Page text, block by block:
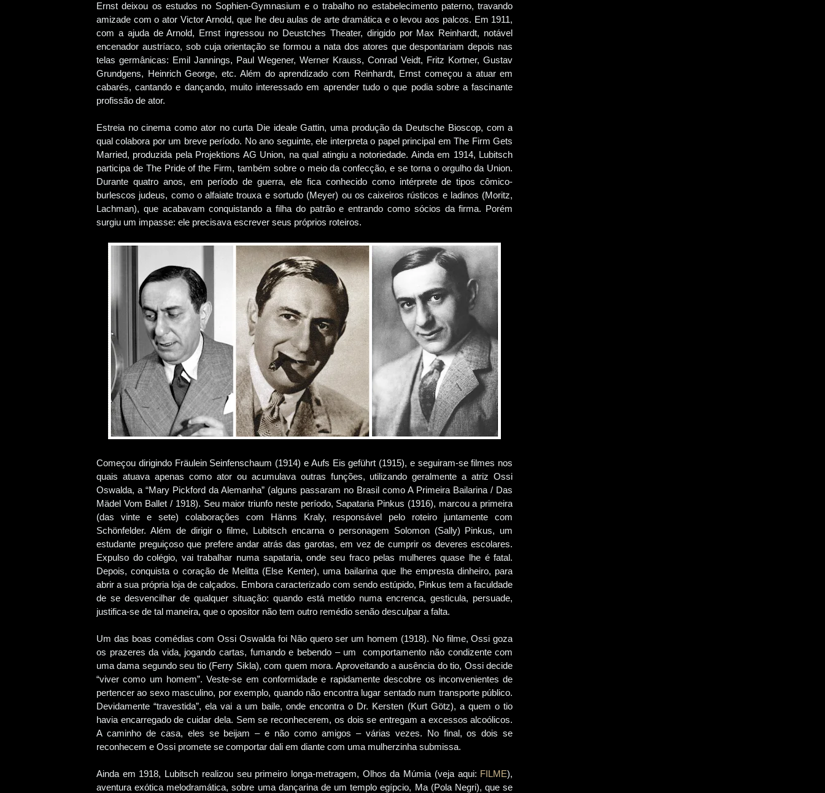
Ernst deixou os estudos no Sophien-Gymnasium e o trabalho no estabelecimento paterno, travando
amizade com o ator Victor Arnold, que lhe deu aulas de arte dramática e o levou aos palcos. Em 1911,
com a ajuda de Arnold, Ernst ingressou no Deustches Theater, dirigido por Max Reinhardt, notável
encenador austríaco, sob cuja orientação se formou a nata dos atores que despontariam depois nas
telas germânicas: Emil Jannings, Paul Wegener, Werner Krauss, Conrad Veidt, Fritz Kortner, Gustav
Grundgens, Heinrich George, etc. Além do aprendizado com Reinhardt, Ernst começou a atuar em
cabarés, cantando e dançando, muito interessado em aprender tudo o que podia sobre a fascinante
profissão de ator.
Estreia no cinema como ator no curta Die ideale Gattin, uma produção da Deutsche Bioscop, com a
qual colabora por um breve período. No ano seguinte, ele interpreta o papel principal em The Firm Gets
Married, produzida pela Projektions AG Union, na qual atingiu a notoriedade. Ainda em 1914, Lubitsch
participa de The Pride of the Firm, também sobre o meio da confecção, e se torna o orgulho da Union.
Durante quatro anos, em período de guerra, ele fica conhecido como intérprete de tipos cômico-
burlescos judeus, como o alfaiate trouxa e sortudo (Meyer) ou os caixeiros rústicos e ladinos (Moritz,
Lachman), que acabavam conquistando a filha do patrão e entrando como sócios da firma. Porém
surgiu um impasse: ele precisava escrever seus próprios roteiros.
Começou dirigindo Fräulein Seinfenschaum (1914) e Aufs Eis geführt (1915), e seguiram-se filmes nos
quais atuava apenas como ator ou acumulava outras funções, utilizando geralmente a atriz Ossi
Oswalda, a “Mary Pickford da Alemanha” (alguns passaram no Brasil como A Primeira Bailarina / Das
Mädel Vom Ballet / 1918). Seu maior triunfo neste período, Sapataria Pinkus (1916), marcou a primeira
(das vinte e sete) colaborações com Hänns Kraly, responsável pelo roteiro juntamente com
Schönfelder. Além de dirigir o filme, Lubitsch encarna o personagem Solomon (Sally) Pinkus, um
estudante preguiçoso que prefere andar atrás das garotas, em vez de cumprir os deveres escolares.
Expulso do colégio, vai trabalhar numa sapataria, onde seu fraco pelas mulheres quase lhe é fatal.
Depois, conquista o coração de Melitta (Else Kenter), uma bailarina que lhe empresta dinheiro, para
abrir a sua própria loja de calçados. Embora caracterizado com sendo estúpido, Pinkus tem a faculdade
de se desvencilhar de qualquer situação: quando está metido numa encrenca, gesticula, persuade,
justifica-se de tal maneira, que o opositor não tem outro remédio senão desculpar a falta.
Um das boas comédias com Ossi Oswalda foi Não quero ser um homem (1918). No filme, Ossi goza
os prazeres da vida, jogando cartas, fumando e bebendo – um comportamento não condizente com
uma dama segundo seu tio (Ferry Sikla), com quem mora. Aproveitando a ausência do tio, Ossi decide
“viver como um homem”. Veste-se em conformidade e rapidamente descobre os inconvenientes de
pertencer ao sexo masculino, por exemplo, quando não encontra lugar sentado num transporte público.
Devidamente “travestida”, ela vai a um baile, onde encontra o Dr. Kersten (Kurt Götz), a quem o tio
havia encarregado de cuidar dela. Sem se reconhecerem, os dois se entregam a excessos alcoólicos.
A caminho de casa, eles se beijam – e não como amigos – várias vezes. No final, os dois se
reconhecem e Ossi promete se comportar dali em diante com uma mulherzinha submissa.
Ainda em 1918, Lubitsch realizou seu primeiro longa-metragem, Olhos da Múmia (veja aqui: FILME),
aventura exótica melodramática, sobre uma dançarina de um templo egípcio, Ma (Pola Negri), que se